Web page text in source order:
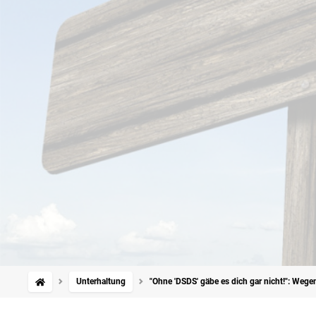
Unterhaltung "Ohne 'DSDS' gäbe es dich gar nicht!":